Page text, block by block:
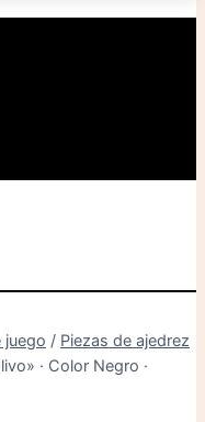
juego / Piezas de ajedrez
· Color Negro ·